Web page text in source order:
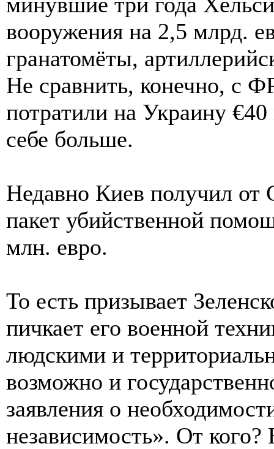
вооружения на 2,5 млрд.
гранатомёты,
Не сравнить, конечно, с
потратили на Украину
себе больше.
Недавно Киев получил от
пакет убийственной
млн. евро.
То есть призывает
пичкает его военной
людскими и
возможно и
заявления о
независимость». От